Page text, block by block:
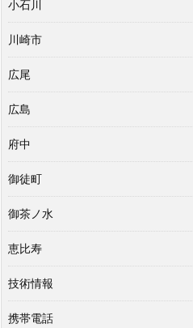
小石川
川崎市
広尾
広島
府中
御徒町
御茶ノ水
恵比寿
技術情報
携帯電話